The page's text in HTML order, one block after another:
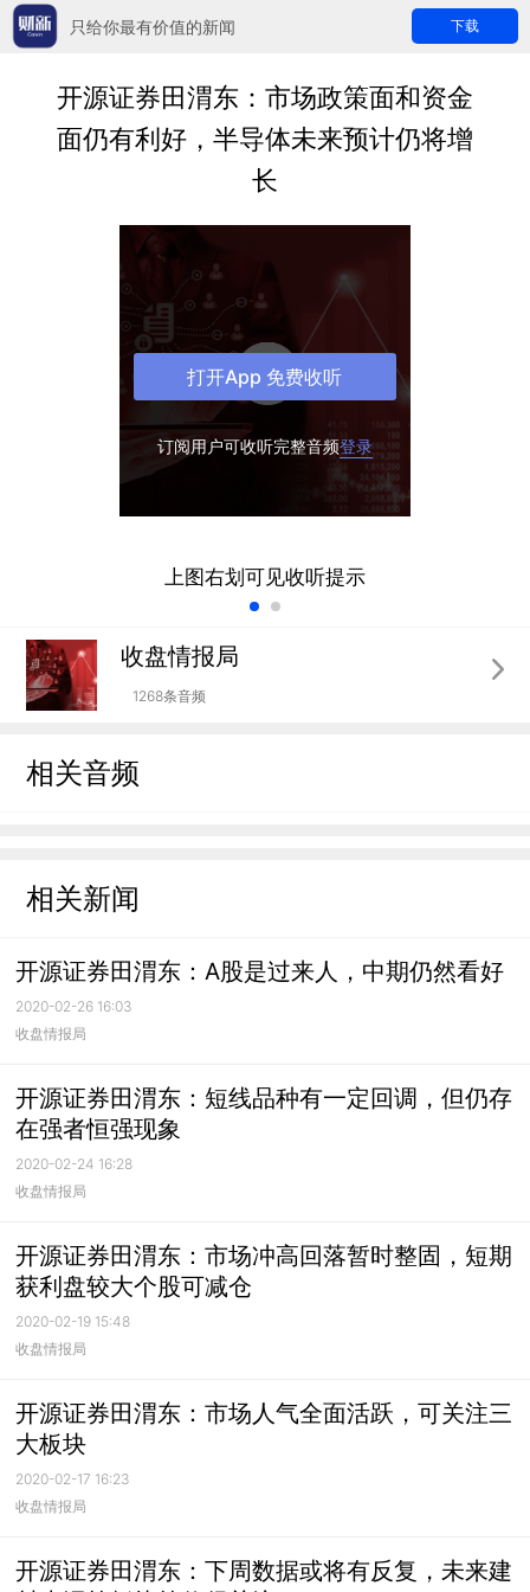
只给你最有价值的新闻 下载
开源证券田渭东：市场政策面和资金
面仍有利好，半导体未来预计仍将增
长
订阅用户可收听完整音频登录
打开App 免费收听
上图右划可见收听提示
收盘情报局
1268条音频
相关音频
相关新闻
开源证券田渭东：A股是过来人，中期仍然看好
2020-02-26 16:03
收盘情报局
开源证券田渭东：短线品种有一定回调，但仍存
在强者恒强现象
2020-02-24 16:28
收盘情报局
开源证券田渭东：市场冲高回落暂时整固，短期
获利盘较大个股可减仓
2020-02-19 15:48
收盘情报局
开源证券田渭东：市场人气全面活跃，可关注三
大板块
2020-02-17 16:23
收盘情报局
开源证券田渭东：下周数据或将有反复，未来建